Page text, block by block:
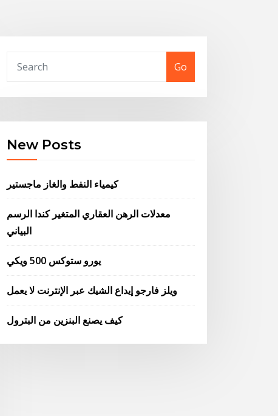
Go
New Posts
كيمياء النفط والغاز ماجستير
معدلات الرهن العقاري المتغير كندا الرسم
البياني
يورو ستوكس 500 ويكي
ويلز فارجو إيداع الشيك عبر الإنترنت لا يعمل
كيف يصنع البنزين من البترول